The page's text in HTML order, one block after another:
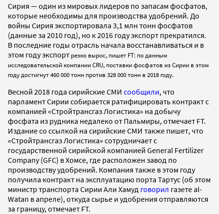
Сирия — один из мировых лидеров по запасам фосфатов,
которые необходимы для производства удобрений. До
войны Сирия экспортировала 3,1 млн тонн фосфатов
(данные за 2010 год), но к 2016 году экспорт прекратился.
В последние годы отрасль начала восстанавливаться и в
этом году экспорт резко вырос, пишет FT: по данным
исследовательской компании CRU, поставки фосфатов из Сирии в этом
году достигнут 460 000 тонн против 328 000 тонн в 2018 году.
Весной 2018 года сирийские СМИ сообщили, что
парламент Сирии собирается ратифицировать контракт с
компанией «Стройтрансгаз Логистика» на добычу
фосфата из рудника недалеко от Пальмиры, отмечает FT.
Издание со ссылкой на сирийские СМИ также пишет, что
«Стройтрансгаз Логистика» сотрудничает с
государственной сирийской компанией General Fertilizer
Company (GFC) в Хомсе, где расположен завод по
производству удобрений. Компания также в этом году
получила контракт на эксплуатацию порта Тартус (об этом
министр транспорта Сирии Али Хамуд говорил газете al-
Watan в апреле), откуда сырье и удобрения отправляются
за границу, отмечает FT.